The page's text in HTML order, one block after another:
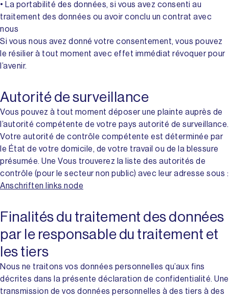
• La portabilité des données, si vous avez consenti au
traitement des données ou avoir conclu un contrat avec
nous
Si vous nous avez donné votre consentement, vous pouvez
le résilier à tout moment avec effet immédiat révoquer pour
l’avenir.
Autorité de surveillance
Vous pouvez à tout moment déposer une plainte auprès de
l’autorité compétente de votre pays autorité de surveillance.
Votre autorité de contrôle compétente est déterminée par
le État de votre domicile, de votre travail ou de la blessure
présumée. Une Vous trouverez la liste des autorités de
contrôle (pour le secteur non public) avec leur adresse sous :
Anschriften links node
Finalités du traitement des données
par le responsable du traitement et
les tiers
Nous ne traitons vos données personnelles qu’aux fins
décrites dans la présente déclaration de confidentialité. Une
transmission de vos données personnelles à des tiers à des